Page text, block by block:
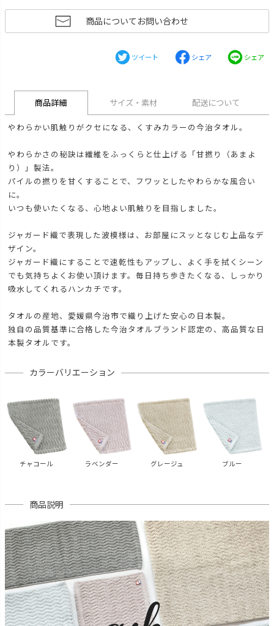
商品についてお問い合わせ
ツイート シェア シェア
商品詳細 サイズ・素材 配送について
やわらかい肌触りがクセになる、くすみカラーの今治タオル。
やわらかさの秘訣は繊維をふっくらと仕上げる「甘撚り（あまよ
り）」製法。
パイルの撚りを甘くすることで、フワッとしたやわらかな風合い
に。
いつも使いたくなる、心地よい肌触りを目指しました。
ジャガード織で表現した波模様は、お部屋にスッとなじむ上品なデ
ザイン。
ジャガード織にすることで速乾性もアップし、よく手を拭くシーン
でも気持ちよくお使い頂けます。毎日持ち歩きたくなる、しっかり
吸水してくれるハンカチです。
タオルの産地、愛媛県今治市で織り上げた安心の日本製。
独自の品質基準に合格した今治タオルブランド認定の、高品質な日
本製タオルです。
カラーバリエーション
チャコール ラベンダー グレージュ ブルー
商品説明